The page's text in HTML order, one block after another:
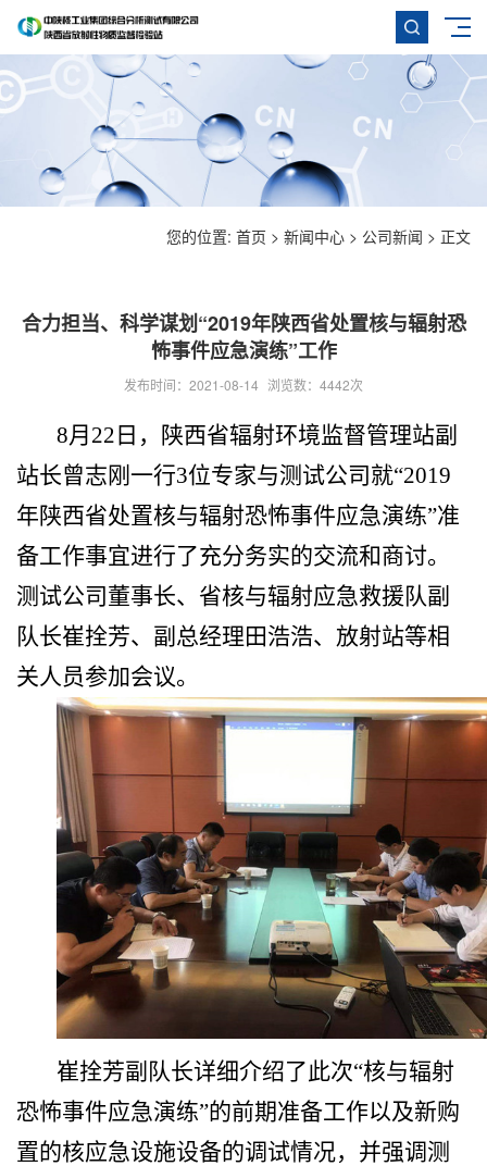
您的位置: 首页 > 新闻中心 > 公司新闻 > 正文
合力担当、科学谋划“2019年陕西省处置核与辐射恐
怖事件应急演练”工作
发布时间：2021-08-14 浏览数： 4442次
8月22日，陕西省辐射环境监督管理站副
站长曾志刚一行3位专家与测试公司就“2019
年陕西省处置核与辐射恐怖事件应急演练”准
备工作事宜进行了充分务实的交流和商讨。
测试公司董事长、省核与辐射应急救援队副
队长崔拴芳、副总经理田浩浩、放射站等相
关人员参加会议。
崔拴芳副队长详细介绍了此次“核与辐射
恐怖事件应急演练”的前期准备工作以及新购
置的核应急设施设备的调试情况，并强调测